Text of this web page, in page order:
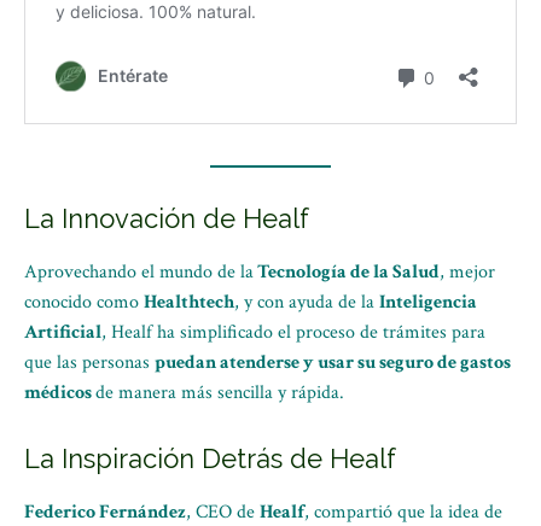
La Innovación de Healf
Aprovechando el mundo de laTecnología de la Salud, mejor
conocido comoHealthtech, y con ayuda de laInteligencia
Artificial, Healf ha simplificado el proceso de trámites para
que las personas puedan atenderse y usar su seguro de gastos
médicosde manera más sencilla y rápida.
La Inspiración Detrás de Healf
Federico Fernández, CEO deHealf, compartió que la idea de